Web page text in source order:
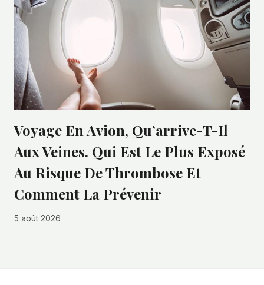
Voyage En Avion, Qu’arrive-T-Il
Aux Veines. Qui Est Le Plus Exposé
Au Risque De Thrombose Et
Comment La Prévenir
5 août 2026